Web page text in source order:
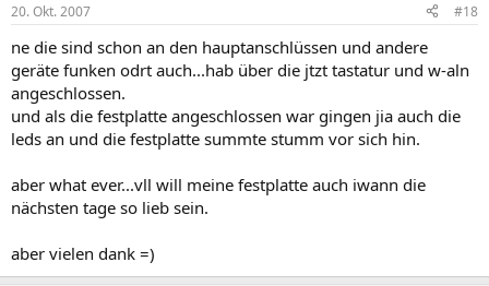
20. Okt. 2007 #18
ne die sind schon an den hauptanschlüssen und andere
geräte funken odrt auch...hab über die jtzt tastatur und w-aln
angeschlossen.
und als die festplatte angeschlossen war gingen jia auch die
leds an und die festplatte summte stumm vor sich hin.
aber what ever...vll will meine festplatte auch iwann die
nächsten tage so lieb sein.
aber vielen dank =)